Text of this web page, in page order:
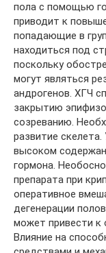
пола с помощью
приводит к
попадающие в
находиться под
поскольку
могут являться
андрогенов. ХГЧ
закрытию
созреванию.
развитие
высоком
гормона.
препарата при
оперативное
дегенерации
может привести к
Влияние на